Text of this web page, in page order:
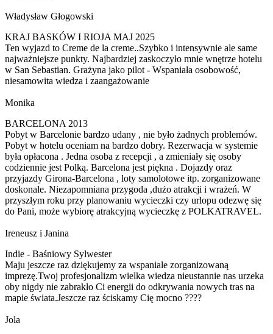
Władysław Głogowski
KRAJ BASKÓW I RIOJA MAJ 2025
Ten wyjazd to Creme de la creme..Szybko i intensywnie ale same
najważniejsze punkty. Najbardziej zaskoczyło mnie wnętrze hotelu
w San Sebastian. Grażyna jako pilot - Wspaniała osobowość,
niesamowita wiedza i zaangażowanie
Monika
BARCELONA 2013
Pobyt w Barcelonie bardzo udany , nie było żadnych problemów.
Pobyt w hotelu oceniam na bardzo dobry. Rezerwacja w systemie
była opłacona . Jedna osoba z recepcji , a zmieniały się osoby
codziennie jest Polką. Barcelona jest piękna . Dojazdy oraz
przyjazdy Girona-Barcelona , loty samolotowe itp. zorganizowane
doskonale. Niezapomniana przygoda ,dużo atrakcji i wrażeń. W
przyszłym roku przy planowaniu wycieczki czy urlopu odezwę się
do Pani, może wybiorę atrakcyjną wycieczkę z POLKATRAVEL.
Ireneusz i Janina
Indie - Baśniowy Sylwester
Maju jeszcze raz dziękujemy za wspaniale zorganizowaną
imprezę.Twoj profesjonalizm wielka wiedza nieustannie nas urzeka
oby nigdy nie zabrakło Ci energii do odkrywania nowych tras na
mapie świata.Jeszcze raz ściskamy Cię mocno ????
Jola